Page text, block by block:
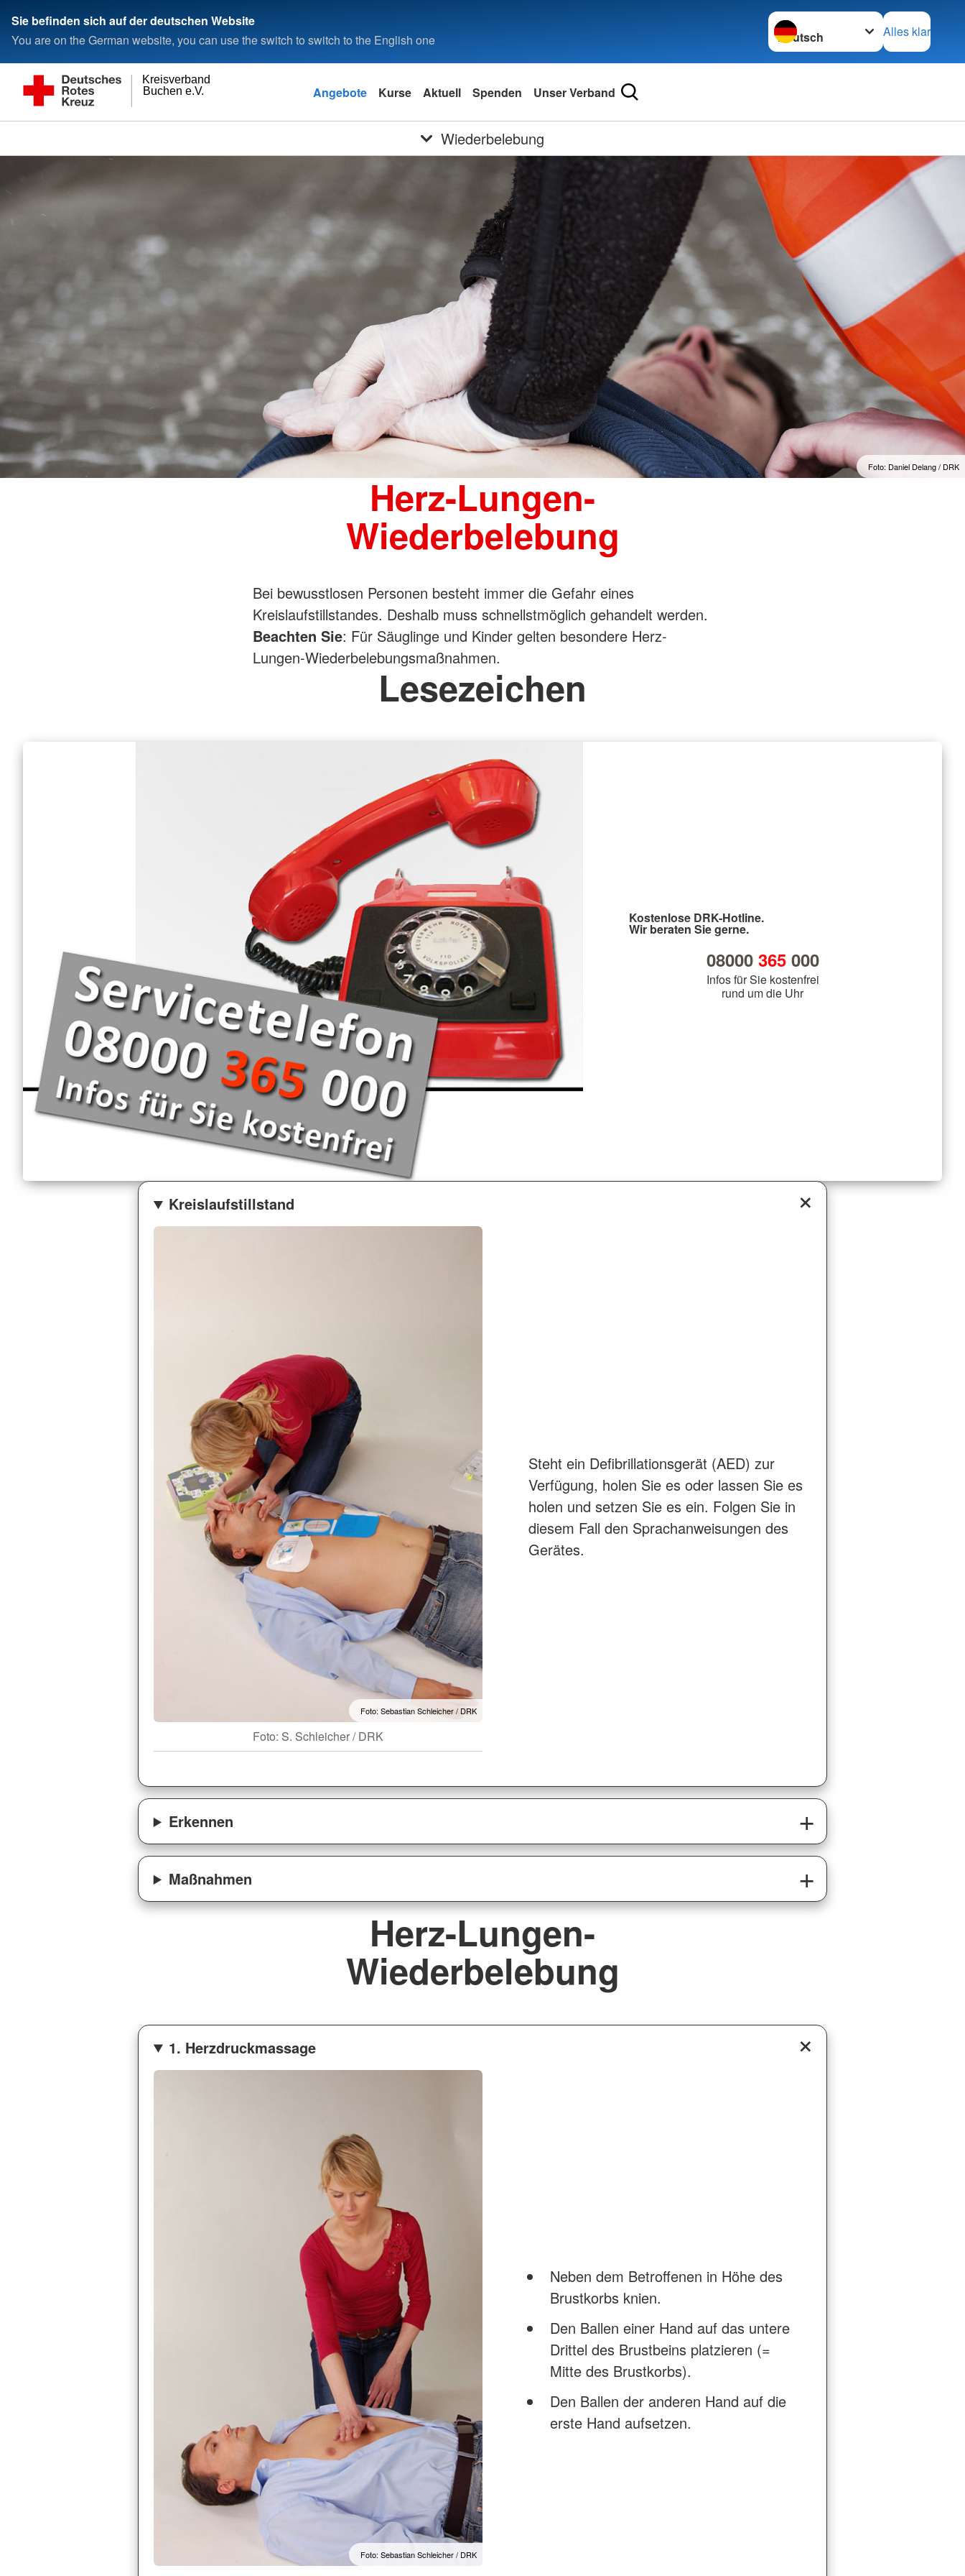
Sie befinden sich auf der deutschen Website
You are on the German website, you can use the switch to switch to the English one
Sprache wechseln zu
Alles klar
Buchen e.V.
Kreisverband
Angebote Kurse Aktuell Spenden Unser Verband
Wiederbelebung
Foto: Daniel Delang / DRK
Herz-Lungen-
Wiederbelebung
Bei bewusstlosen Personen besteht immer die Gefahr eines
Kreislaufstillstandes. Deshalb muss schnellstmöglich gehandelt werden.
Beachten Sie: Für Säuglinge und Kinder gelten besondere Herz-
Lungen-Wiederbelebungsmaßnahmen.
Lesezeichen
Kostenlose DRK-Hotline.
Wir beraten Sie gerne.
08000 365000
Infos für Sie kostenfrei
rund um die Uhr
Kreislaufstillstand
Foto: Sebastian Schleicher / DRK
Foto: S. Schleicher / DRK
Steht ein Defibrillationsgerät (AED) zur
Verfügung, holen Sie es oder lassen Sie es
holen und setzen Sie es ein. Folgen Sie in
diesem Fall den Sprachanweisungen des
Gerätes.
Erkennen
Maßnahmen
Herz-Lungen-
Wiederbelebung
1. Herzdruckmassage
Foto: Sebastian Schleicher / DRK
Neben dem Betroffenen in Höhe des
Brustkorbs knien.
Den Ballen einer Hand auf das untere
Drittel des Brustbeins platzieren (=
Mitte des Brustkorbs).
Den Ballen der anderen Hand auf die
erste Hand aufsetzen.